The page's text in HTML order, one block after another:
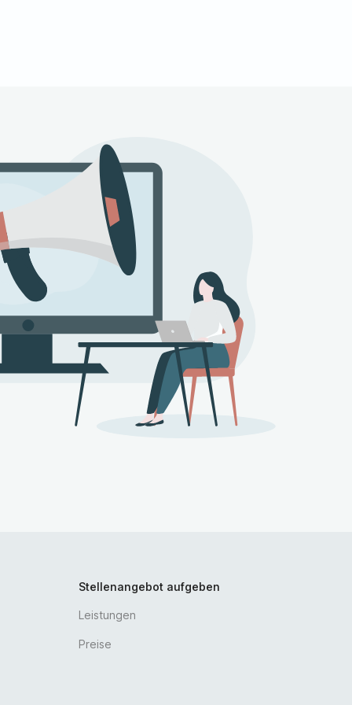
Stellenangebot aufgeben
Leistungen
Preise